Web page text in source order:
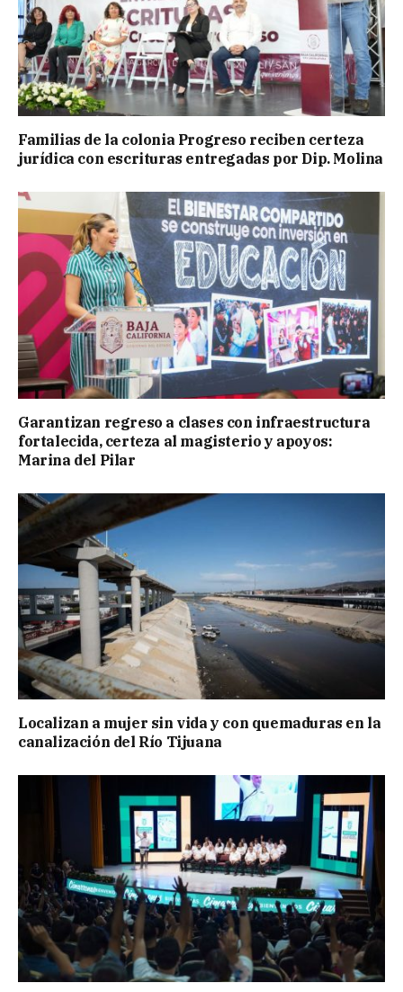
Familias de la colonia Progreso reciben certeza
jurídica con escrituras entregadas por Dip. Molina
Garantizan regreso a clases con infraestructura
fortalecida, certeza al magisterio y apoyos:
Marina del Pilar
Localizan a mujer sin vida y con quemaduras en la
canalización del Río Tijuana